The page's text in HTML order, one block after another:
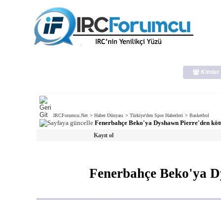
Kimler
IRCForumcu.Net > Haber Dünyası > Türkiye'den Spor Haberleri > Basketbol
Fenerbahçe Beko'ya Dyshawn Pierre'den
Kayıt ol
Fenerbahçe Beko'ya